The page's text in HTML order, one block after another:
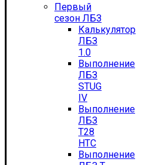
Первый
сезон ЛБЗ
Калькулятор
ЛБЗ
1.0
Выполнение
ЛБЗ
STUG
IV
Выполнение
ЛБЗ
T28
HTC
Выполнение